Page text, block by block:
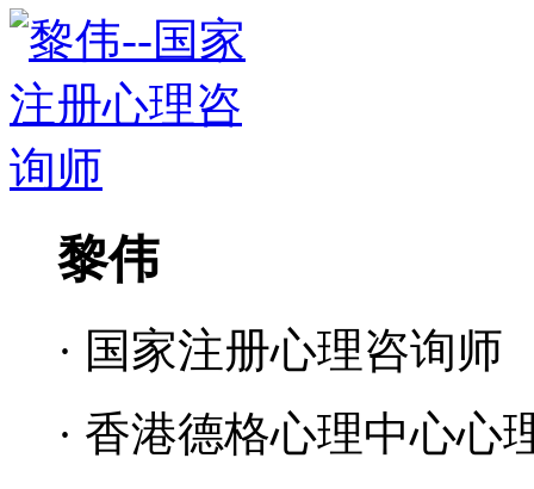
黎伟
· 国家注册心理咨询师
· 香港德格心理中心心